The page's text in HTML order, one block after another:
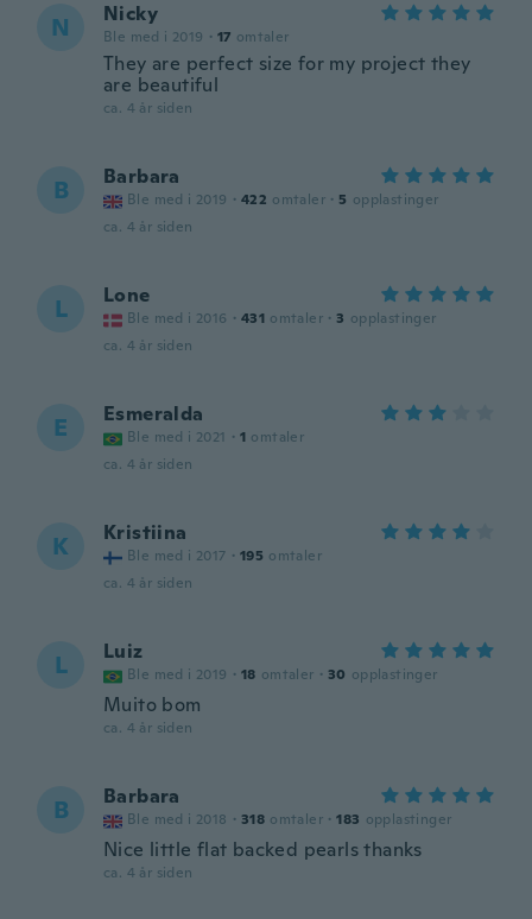
N Nicky
Ble med i 2019 · 17 omtaler
They are perfect size for my project they
are beautiful
ca. 4 år siden
B Barbara
Ble med i 2019 · 422 omtaler · 5 opplastinger
ca. 4 år siden
L Lone
Ble med i 2016 · 431 omtaler · 3 opplastinger
ca. 4 år siden
E Esmeralda
Ble med i 2021 · 1 omtaler
ca. 4 år siden
K Kristiina
Ble med i 2017 · 195 omtaler
ca. 4 år siden
L Luiz
Ble med i 2019 · 18 omtaler · 30 opplastinger
Muito bom
ca. 4 år siden
B Barbara
Ble med i 2018 · 318 omtaler · 183 opplastinger
Nice little flat backed pearls thanks
ca. 4 år siden